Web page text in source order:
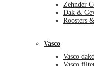
Zehnder
Dak &
Roosters
Vasco
Vasco
Vasco